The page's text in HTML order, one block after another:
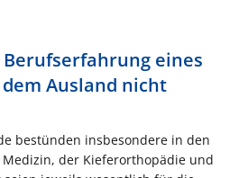
eines
Ausland nicht
bestünden insbesondere in den
der Kieferorthopädie und